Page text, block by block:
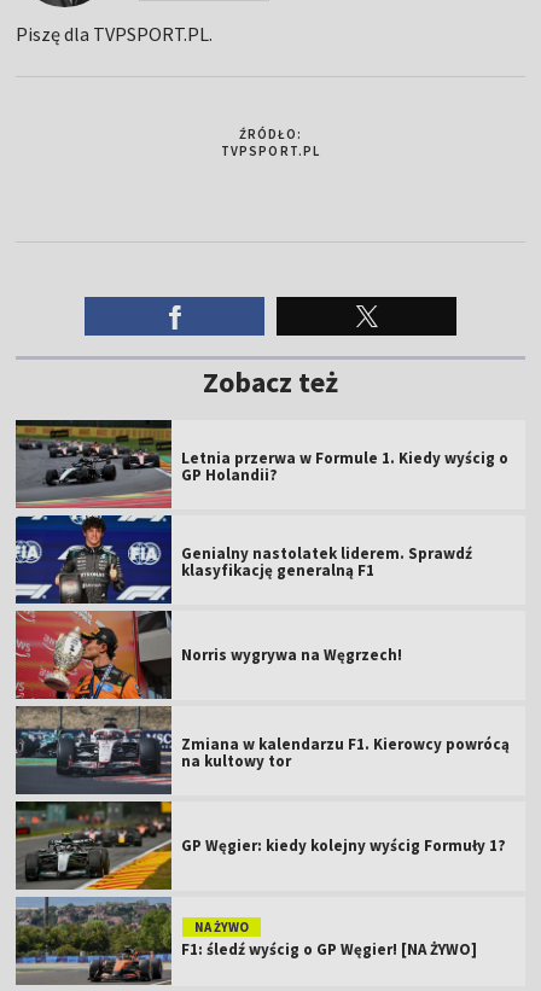
Piszę dla TVPSPORT.PL.
ŹRÓDŁO:
TVPSPORT.PL
Zobacz też
Letnia przerwa w Formule 1. Kiedy wyścig o
GP Holandii?
Genialny nastolatek liderem. Sprawdź
klasyfikację generalną F1
Norris wygrywa na Węgrzech!
Zmiana w kalendarzu F1. Kierowcy powrócą
na kultowy tor
GP Węgier: kiedy kolejny wyścig Formuły 1?
NA ŻYWO
F1: śledź wyścig o GP Węgier! [NA ŻYWO]